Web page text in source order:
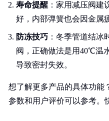
寿命提醒 ：家用减压阀建
好，内部弹簧也会因金属
防冻技巧 ：冬季管道结冰
阀，正确做法是用40℃温
导致密封失效。
想了解更多产品的具体功能
参数和用户评价可以参考。